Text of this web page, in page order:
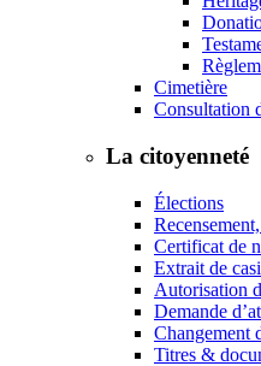
Cimetière
Consultation
La citoyenneté
Élections
Certificat de
Extrait de
Autorisation
Demande
Changement
Titres &